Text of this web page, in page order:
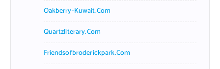
Oakberry-Kuwait.com
Quartzliterary.com
Friendsofbroderickpark.com